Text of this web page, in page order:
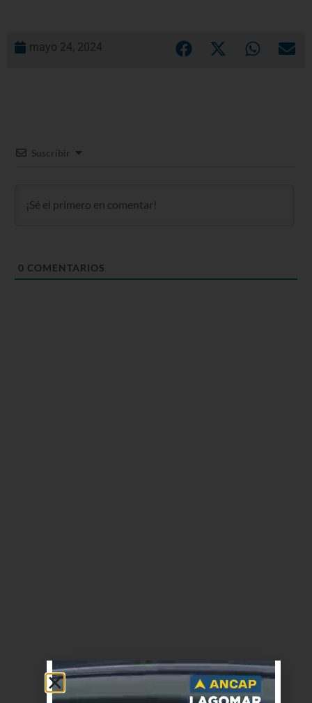
mayo 24, 2024
Suscribir
0 COMENTARIOS